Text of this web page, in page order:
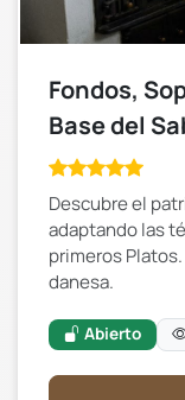
Fondos,
Base del
Descubre el
adaptando las
primeros
danesa.
Abierto